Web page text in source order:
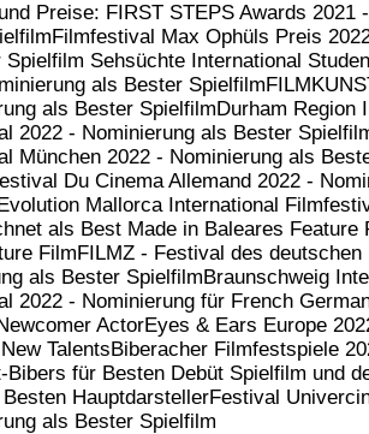
Preise: FIRST STEPS Awards 2021
Max Ophüls Preis
Spielfilm Sehsüchte International
als Bester
als Bester SpielfilmDurham Region
2022 - Nominierung als Bester
München 2022 - Nominierung als
Du Cinema Allemand 2022 -
Mallorca International
als Best Made in Baleares Feature
FilmFILMZ - Festival des deutschen
als Bester SpielfilmBraunschweig
2022 - Nominierung für French
ActorEyes & Ears Europe
TalentsBiberacher Filmfestspiele
Bibers für Besten Debüt Spielfilm und
HauptdarstellerFestival
als Bester Spielfilm